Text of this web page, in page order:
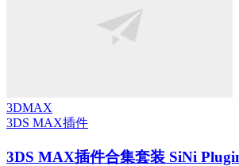
3DMAX
3DS MAX插件
3DS MAX插件合集套装 SiNi